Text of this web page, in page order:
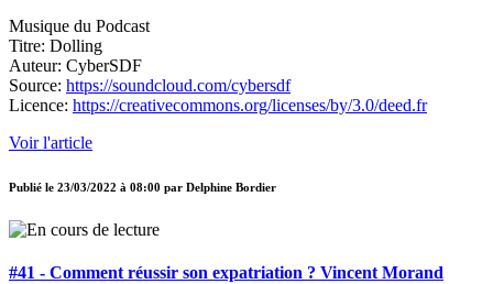
Musique du Podcast
Titre: Dolling
Auteur: CyberSDF
Source: https://soundcloud.com/cybersdf
Licence: https://creativecommons.org/licenses/by/3.0/deed.fr
Voir l'article
Publié le 23/03/2022 à 08:00 par Delphine Bordier
#41 - Comment réussir son expatriation ? Vincent Morand